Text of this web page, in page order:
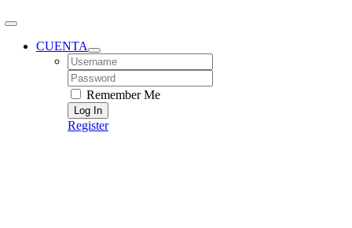
CUENTA
Username:
Password:
Remember Me
Register